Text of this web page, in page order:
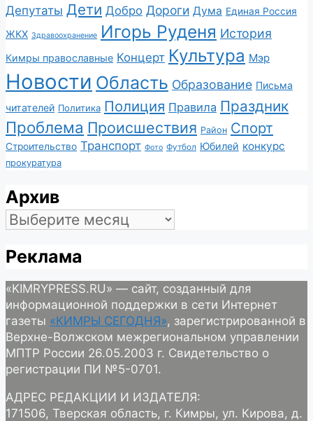
Депутаты Дети Добро Дороги Дума Единая Россия
ЖКХ Здравоохранение Игорь Руденя История
Кимры православные Концерт Культура Мэр
Новости Область Образование Письма
читателей Политика Полиция Правила Праздник
Проблема Происшествия Район Спорт
Строительство Транспорт Фото Футбол Юбилей конкурс
прокуратура
Архив
Архив
Реклама
«KIMRYPRESS.RU» — сайт, созданный для
информационной поддержки в сети Интернет
газеты «КИМРЫ СЕГОДНЯ», зарегистрированной в
Верхне-Волжском межрегиональном управлении
МПТР России 26.05.2003 г. Свидетельство о
регистрации ПИ №5-0701.
АДРЕС РЕДАКЦИИ И ИЗДАТЕЛЯ:
171506, Тверская область, г. Кимры, ул. Кирова, д.